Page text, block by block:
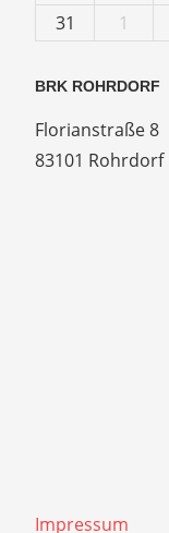
31
1
BRK ROHRDORF
Florianstraße 8
83101 Rohrdorf
Impressum